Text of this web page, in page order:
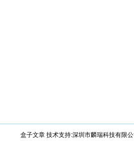
盒子文章 技术支持:深圳市麟瑞科技有限